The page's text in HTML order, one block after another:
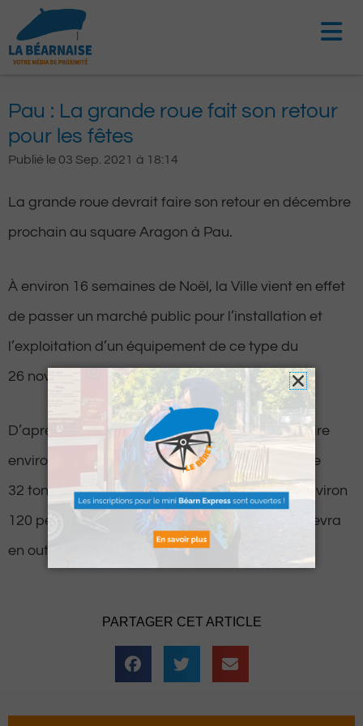
contenu
Pau : La grande roue fait son retour
pour les fêtes
Publié le 03 Sep. 2021 à 18:14
La grande roue devrait faire son retour en décembre
prochain au square Aragon à Pau.
À environ 16 semaines de Noël, la Ville vient en effet
de passer un marché public pour l’installation et
l’exploitation d’un équipement de ce type du
26 novembre au 9 janvier 2022 inclus.
D’après les conditions, la grande roue devra faire
environ 30 mètres de haut, ne pas peser plus de
32 tonnes et être en capacité de transporter environ
120 personnes. De plus, le prix des tickets ne devra
en outre pas dépasser les 4 euros.
PARTAGER CET ARTICLE